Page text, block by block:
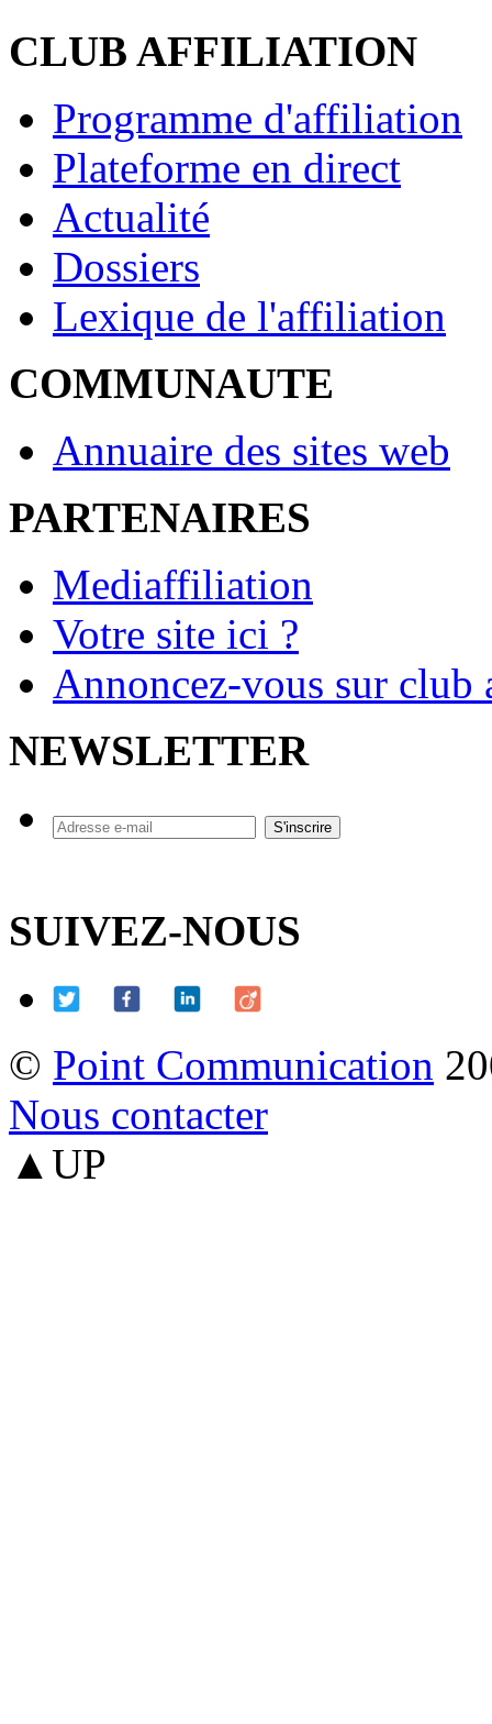
CLUB AFFILIATION
Programme d'affiliation
Plateforme en direct
Actualité
Dossiers
Lexique de l'affiliation
COMMUNAUTE
Annuaire des sites web
PARTENAIRES
Mediaffiliation
Votre site ici ?
Annoncez-vous sur
NEWSLETTER
SUIVEZ-NOUS
© Point Communication
Nous contacter
▲UP